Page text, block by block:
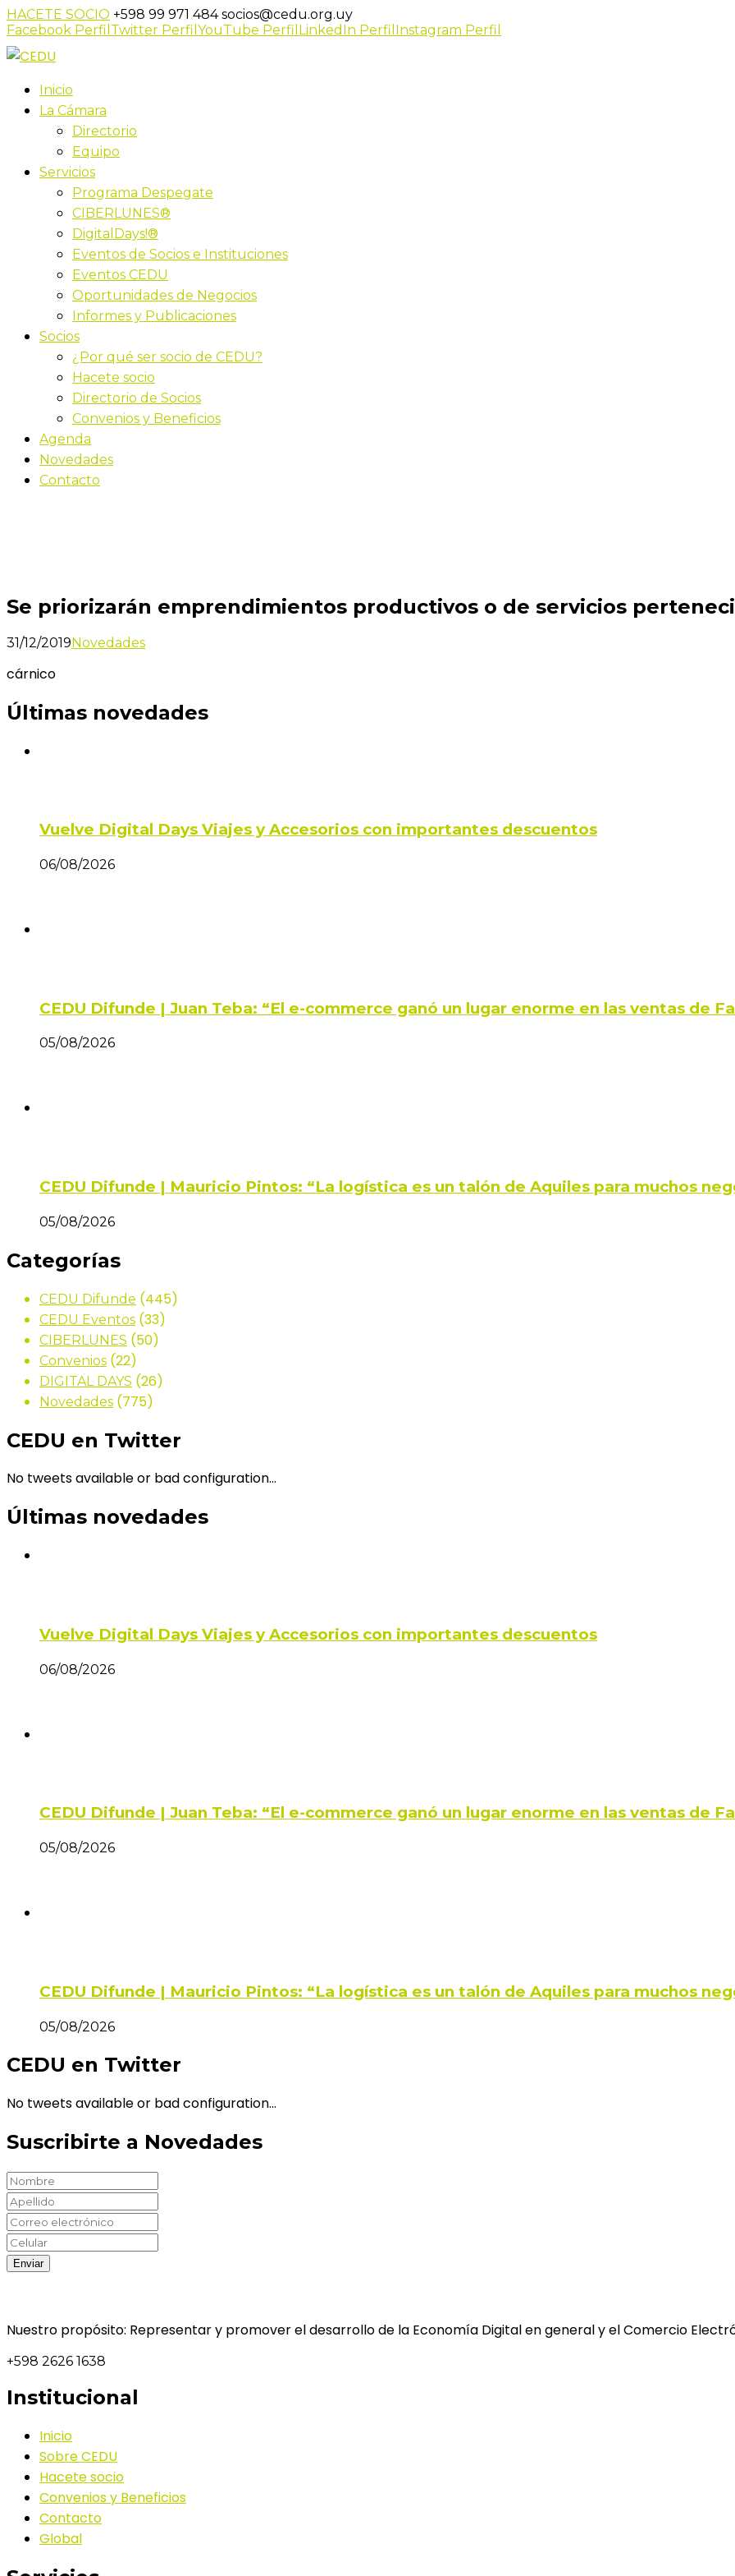
HACETE SOCIO +598 99 971 484socios@cedu.org.uy
Facebook Perfil Twitter Perfil YouTube Perfil LinkedIn Perfil Instagram Perfil
Inicio
La Cámara
Directorio
Equipo
Servicios
Programa Despegate
CIBERLUNES®
DigitalDays!®
Eventos de Socios e Instituciones
Eventos CEDU
Oportunidades de Negocios
Informes y Publicaciones
Socios
¿Por qué ser socio de CEDU?
Hacete socio
Directorio de Socios
Convenios y Beneficios
Agenda
Novedades
Contacto
Se priorizarán emprendimientos productivos o de servicios
31/12/2019Novedades
cárnico
Últimas novedades
Vuelve Digital Days Viajes y Accesorios con importantes descuentos
06/08/2026
CEDU Difunde | Juan Teba: “El e-commerce ganó un lugar enorme en las ventas de
05/08/2026
CEDU Difunde | Mauricio Pintos: “La logística es un talón de Aquiles para muchos
05/08/2026
Categorías
CEDU Difunde (445)
CEDU Eventos (33)
CIBERLUNES (50)
Convenios (22)
DIGITAL DAYS (26)
Novedades (775)
CEDU en Twitter
No tweets available or bad configuration...
Últimas novedades
Vuelve Digital Days Viajes y Accesorios con importantes descuentos
06/08/2026
CEDU Difunde | Juan Teba: “El e-commerce ganó un lugar enorme en las ventas de
05/08/2026
CEDU Difunde | Mauricio Pintos: “La logística es un talón de Aquiles para muchos
05/08/2026
CEDU en Twitter
No tweets available or bad configuration...
Suscribirte a Novedades
Nuestro propósito: Representar y promover el desarrollo de la Economía Digital en general y el Comercio
+598 2626 1638
Institucional
Inicio
Sobre CEDU
Hacete socio
Convenios y Beneficios
Contacto
Global